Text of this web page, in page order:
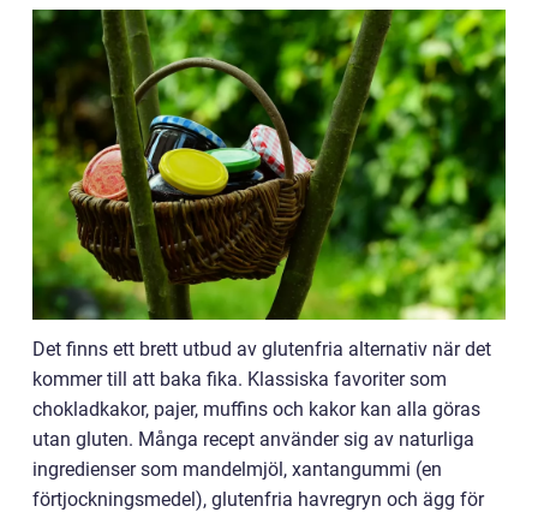
Det finns ett brett utbud av glutenfria alternativ när det
kommer till att baka fika. Klassiska favoriter som
chokladkakor, pajer, muffins och kakor kan alla göras
utan gluten. Många recept använder sig av naturliga
ingredienser som mandelmjöl, xantangummi (en
förtjockningsmedel), glutenfria havregryn och ägg för